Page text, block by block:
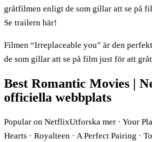
gråtfilmen enligt de som gillar att se på
Se trailern här!
Filmen “Irreplaceable you” är den
de som gillar att se på film just för att
Best Romantic Movies |
officiella webbplats
Popular on NetflixUtforska mer · Your
Hearts · Royalteen · A Perfect Pairing ·